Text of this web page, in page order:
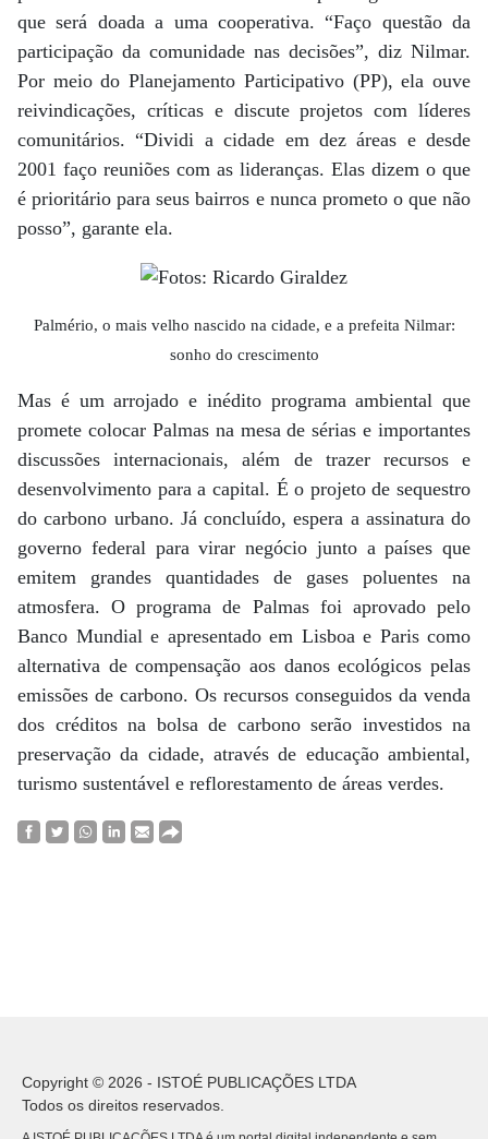
que será doada a uma cooperativa. “Faço questão da
participação da comunidade nas decisões”, diz Nilmar.
Por meio do Planejamento Participativo (PP), ela ouve
reivindicações, críticas e discute projetos com líderes
comunitários. “Dividi a cidade em dez áreas e desde
2001 faço reuniões com as lideranças. Elas dizem o que
é prioritário para seus bairros e nunca prometo o que não
posso”, garante ela.
Palmério, o mais velho nascido na cidade, e a prefeita Nilmar:
sonho do crescimento
Mas é um arrojado e inédito programa ambiental que
promete colocar Palmas na mesa de sérias e importantes
discussões internacionais, além de trazer recursos e
desenvolvimento para a capital. É o projeto de sequestro
do carbono urbano. Já concluído, espera a assinatura do
governo federal para virar negócio junto a países que
emitem grandes quantidades de gases poluentes na
atmosfera. O programa de Palmas foi aprovado pelo
Banco Mundial e apresentado em Lisboa e Paris como
alternativa de compensação aos danos ecológicos pelas
emissões de carbono. Os recursos conseguidos da venda
dos créditos na bolsa de carbono serão investidos na
preservação da cidade, através de educação ambiental,
turismo sustentável e reflorestamento de áreas verdes.
Copyright © 2026 - ISTOÉ PUBLICAÇÕES LTDA
Todos os direitos reservados.